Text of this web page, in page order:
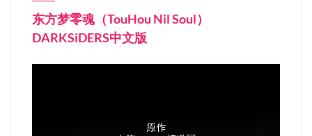
东方梦零魂（TouHou Nil Soul）
DARKSiDERS中文版